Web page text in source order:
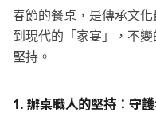
春節的餐桌，是傳承文化
到現代的「家宴」，不
堅持。
1. 辦桌職人的堅持：守